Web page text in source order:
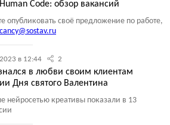
Code: обзор вакансий
опубликовать своё предложение по работе,
в 12:44 2
в любви своим клиентам
Дня святого Валентина
нейросетью креативы показали в 13